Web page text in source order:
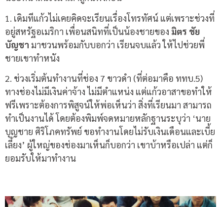
1. เดิมทีแก้วไม่เคยคิดจะเรียนเรื่องโทรทัศน์ แต่เพราะช่วงที่
อยู่สหรัฐอเมริกา เพื่อนสนิทที่เป็นน้องชายของ มิตร ชัย
บัญชา มาชวนพร้อมกับบอกว่า เรียนจบแล้ว ให้ไปช่วยพี่
ชายเขาทำหนัง
2. ช่วงเริ่มต้นทำงานที่ช่อง 7 ขาวดำ (ที่ต่อมาคือ ททบ.5)
ทางช่องไม่มีเงินค่าจ้าง ไม่มีตำแหน่ง แต่แก้วอาสาขอทำให้
ฟรีเพราะต้องการพิสูจน์ให้พ่อเห็นว่า สิ่งที่เรียนมา สามารถ
ทำเป็นงานได้ โดยต้องพิมพ์จดหมายหลักฐานระบุว่า ‘นาย
บุญชาย ศิริโภคทรัพย์ ขอทำงานโดยไม่รับเงินเดือนและเบี้ย
เลี้ยง’ ผู้ใหญ่ของช่องมาเห็นก็บอกว่า เขาบ้าหรือเปล่า แต่ก็
ยอมรับให้มาทำงาน